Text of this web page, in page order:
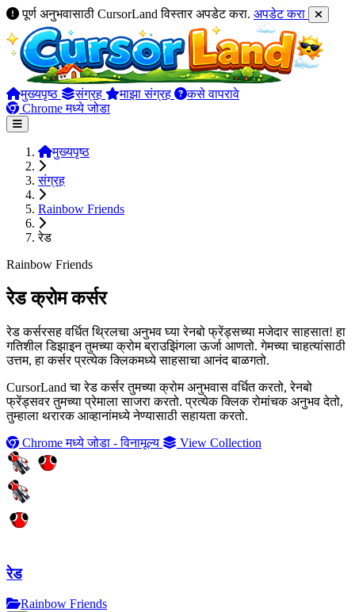
पूर्ण अनुभवासाठी CursorLand विस्तार अपडेट करा. अपडेट करा
मुख्यपृष्ठ संग्रह माझा संग्रह
कसे वापरावे
Chrome मध्ये जोडा
मुख्यपृष्ठ
संग्रह
Rainbow Friends
रेड
Rainbow Friends
रेड क्रोम कर्सर
रेड कर्सरसह वर्धित थ्रिलचा अनुभव घ्या रेनबो फ्रेंड्सच्या मजेदार साहसात! हा
गतिशील डिझाइन तुमच्या क्रोम ब्राउझिंगला ऊर्जा आणतो. गेमच्या चाहत्यांसाठी
उत्तम, हा कर्सर प्रत्येक क्लिकमध्ये साहसाचा आनंद बाळगतो.
CursorLand चा रेड कर्सर तुमच्या क्रोम अनुभवास वर्धित करतो, रेनबो
फ्रेंड्सवर तुमच्या प्रेमाला साजरा करतो. प्रत्येक क्लिक रोमांचक अनुभव देतो,
तुम्हाला थरारक आव्हानांमध्ये नेण्यासाठी सहायता करतो.
Chrome मध्ये जोडा - विनामूल्य
View Collection
रेड
Rainbow Friends